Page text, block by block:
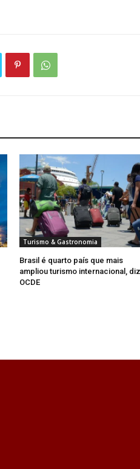
Turismo & Gastronomia
Brasil é quarto país que mais
ampliou turismo internacional, diz
OCDE